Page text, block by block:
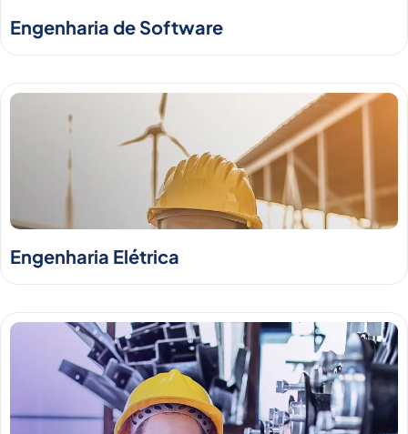
Engenharia de Software
Engenharia Elétrica